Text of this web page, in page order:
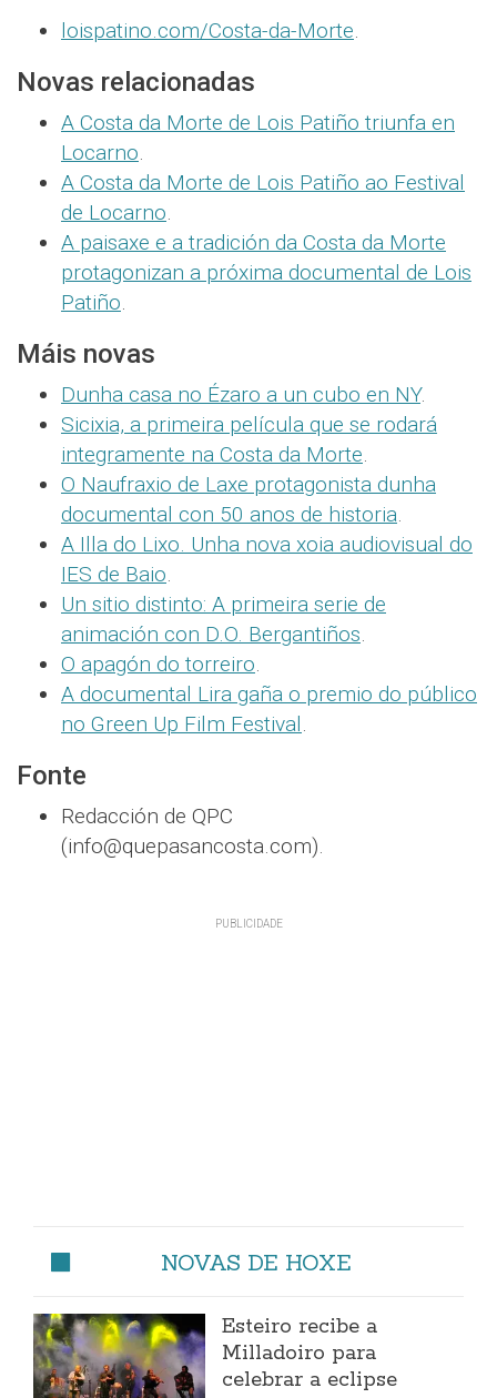
loispatino.com/Costa-da-Morte
Novas relacionadas
A Costa da Morte de Lois Patiño triunfa en
Locarno
A Costa da Morte de Lois Patiño ao Festival
de Locarno
A paisaxe e a tradición da Costa da Morte
protagonizan a próxima documental de Lois
Patiño
Máis novas
Dunha casa no Ézaro a un cubo en NY.
Sicixia, a primeira película que se rodará
integramente na Costa da Morte
O Naufraxio de Laxe protagonista dunha
documental con 50 anos de historia
A Illa do Lixo. Unha nova xoia audiovisual do
IES de Baio
Un sitio distinto: A primeira serie de
animación con D.O. Bergantiños
O apagón do torreiro
A documental Lira gaña o premio do público
no Green Up Film Festival
Fonte
Redacción de QPC
(info@quepasancosta.com).
NOVAS DE HOXE
Esteiro recibe a
Milladoiro para
celebrar a eclipse